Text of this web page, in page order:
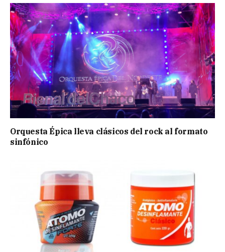
Orquesta Épica lleva clásicos del rock al formato
sinfónico